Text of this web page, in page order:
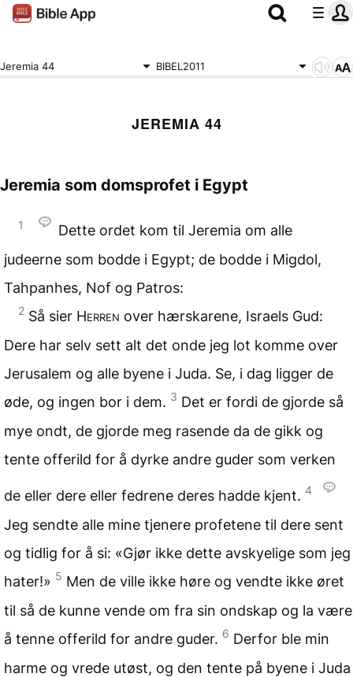
Jeremia 44 BIBEL2011
JEREMIA 44
Jeremia som domsprofet i Egypt
1
Dette ordet kom til Jeremia om alle
judeerne som bodde i Egypt; de bodde i Migdol,
Tahpanhes, Nof og Patros:
2 Så sier Herren over hærskarene, Israels Gud:
Dere har selv sett alt det onde jeg lot komme over
Jerusalem og alle byene i Juda. Se, i dag ligger de
øde, og ingen bor i dem. 3 Det er fordi de gjorde så
mye ondt, de gjorde meg rasende da de gikk og
tente offerild for å dyrke andre guder som verken
de eller dere eller fedrene deres hadde kjent. 4
Jeg sendte alle mine tjenere profetene til dere sent
og tidlig for å si: «Gjør ikke dette avskyelige som jeg
hater!» 5 Men de ville ikke høre og vendte ikke øret
til så de kunne vende om fra sin ondskap og la være
å tenne offerild for andre guder. 6 Derfor ble min
harme og vrede utøst, og den tente på byene i Juda